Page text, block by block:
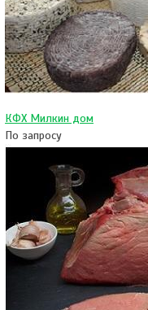
КФХ Милкин дом
По запросу